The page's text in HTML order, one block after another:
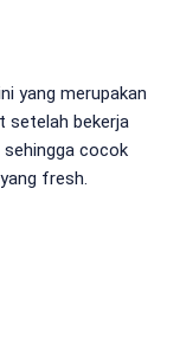
yang merupakan
setelah bekerja
sehingga cocok
fresh.